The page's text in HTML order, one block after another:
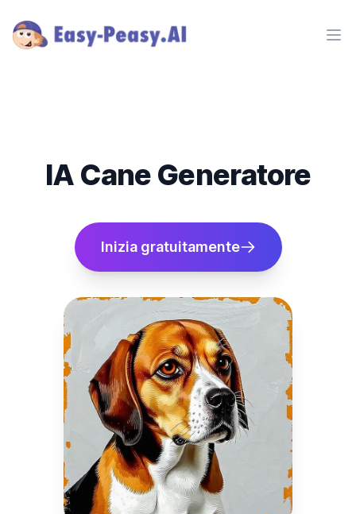
IA Cane Generatore
Inizia gratuitamente